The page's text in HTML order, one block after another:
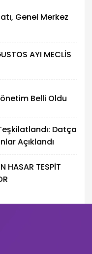
Genel Merkez
AYI MECLİS
Belli Oldu
Datça
Açıklandı
HASAR TESPİT